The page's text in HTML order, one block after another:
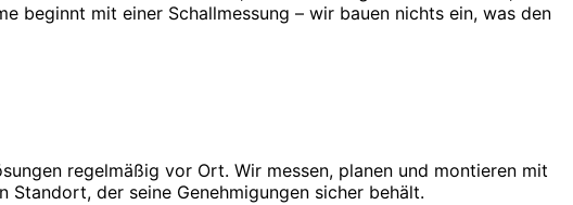
beginnt mit einer Schallmessung – wir bauen nichts ein, was den
regelmäßig vor Ort. Wir messen, planen und montieren mit
der seine Genehmigungen sicher behält.